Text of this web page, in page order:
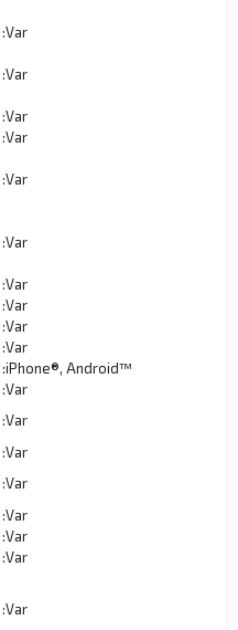
:Var
:Var
:Var
:Var
:Var
:Var
:Var
:Var
:Var
:Var
:iPhone®, Android™
:Var
:Var
:Var
:Var
:Var
:Var
:Var
:Var